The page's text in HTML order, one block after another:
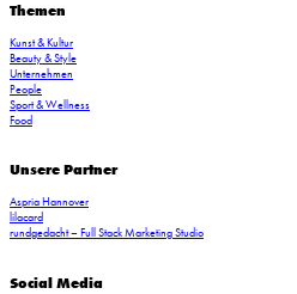
Vive le vin_Tchin Tchin in den Stadthöfen (C) Wallocha
Themen
Kunst & Kultur
Beauty & Style
Unternehmen
People
Sport & Wellness
Food
Unsere Partner
Aspria Hannover
lilacard
rundgedacht – Full Stack Marketing Studio
Social Media